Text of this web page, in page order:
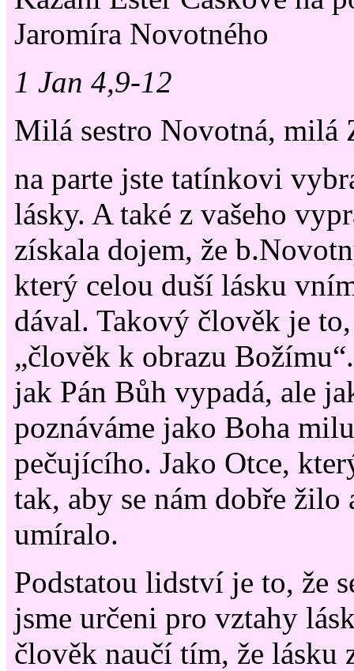
Jaromíra Novotného
1 Jan 4,9-12
Milá sestro Novotná, milá
na parte jste tatínkovi
lásky. A také z vašeho
získala dojem, že
který celou duší lásku
dával. Takový člověk je
„člověk k obrazu
jak Pán Bůh vypadá, ale
poznáváme jako Boha
pečujícího. Jako Otce,
tak, aby se nám dobře žilo
umíralo.
Podstatou lidství je to, že
jsme určeni pro vztahy
člověk naučí tím, že lásku